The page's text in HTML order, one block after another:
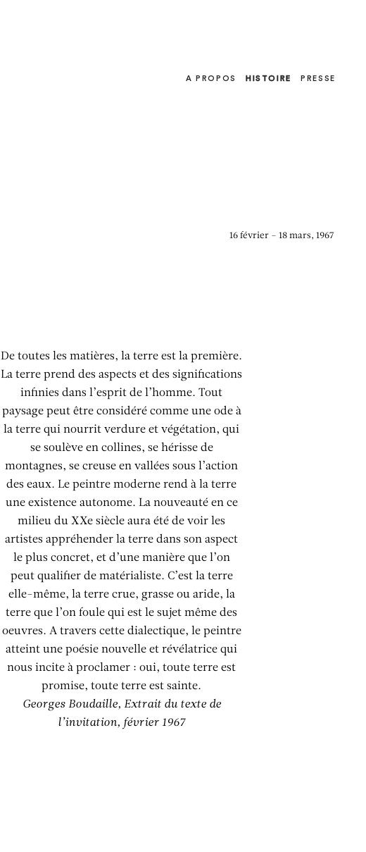
A PROPOS HISTOIRE PRESSE
16 février – 18 mars, 1967
De toutes les matières, la terre est la première.
La terre prend des aspects et des significations
infinies dans l’esprit de l’homme. Tout
paysage peut être considéré comme une ode à
la terre qui nourrit verdure et végétation, qui
se soulève en collines, se hérisse de
montagnes, se creuse en vallées sous l’action
des eaux. Le peintre moderne rend à la terre
une existence autonome. La nouveauté en ce
milieu du XXe siècle aura été de voir les
artistes appréhender la terre dans son aspect
le plus concret, et d’une manière que l’on
peut qualifier de matérialiste. C’est la terre
elle-même, la terre crue, grasse ou aride, la
terre que l’on foule qui est le sujet même des
oeuvres. A travers cette dialectique, le peintre
atteint une poésie nouvelle et révélatrice qui
nous incite à proclamer : oui, toute terre est
promise, toute terre est sainte.
Georges Boudaille, Extrait du texte de
l’invitation, février 1967